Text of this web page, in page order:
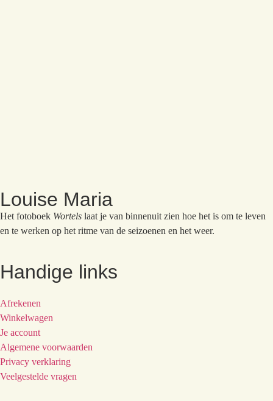
Louise Maria
Het fotoboek Wortels laat je van binnenuit zien hoe het is om te leven
en te werken op het ritme van de seizoenen en het weer.
Handige links
Afrekenen
Winkelwagen
Je account
Algemene voorwaarden
Privacy verklaring
Veelgestelde vragen